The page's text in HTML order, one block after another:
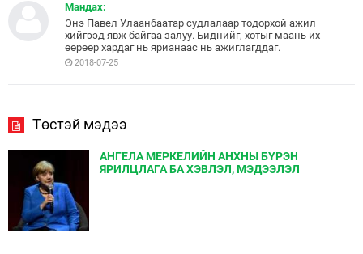
Мандах:
Энэ Павел Улаанбаатар судлалаар тодорхой ажил
хийгээд явж байгаа залуу. Биднийг, хотыг маань их
өөрөөр хардаг нь ярианаас нь ажиглагддаг.
2018-07-25
Төстэй мэдээ
АНГЕЛА МЕРКЕЛИЙН АНХНЫ БҮРЭН
ЯРИЛЦЛАГА БА ХЭВЛЭЛ, МЭДЭЭЛЭЛ